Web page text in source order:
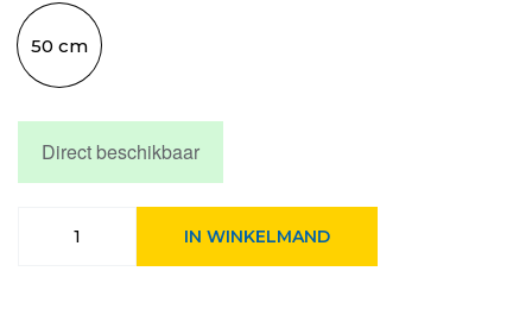
50 cm
Direct beschikbaar
IN WINKELMAND